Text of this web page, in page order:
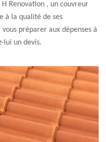
H Renovation , un couvreur
à la qualité de ses
préparer aux dépenses à
lui un devis.